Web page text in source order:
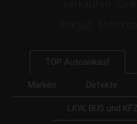
TOP Autoankauf
Marken Defekte
LKW, BUS und KFZ